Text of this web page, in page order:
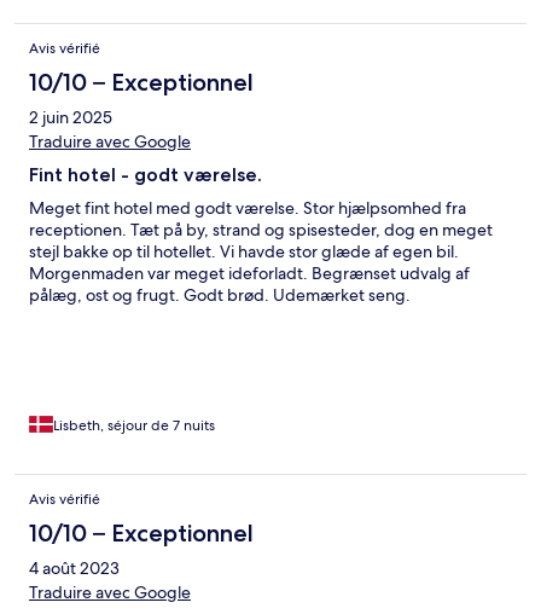
stay at the hotel was excellent! Thanks to the Mon Signor staff.
Avis vérifié
10/10 – Exceptionnel
2 juin 2025
Traduire avec Google
Fint hotel - godt værelse.
Meget fint hotel med godt værelse. Stor hjælpsomhed fra
receptionen. Tæt på by, strand og spisesteder, dog en meget
stejl bakke op til hotellet. Vi havde stor glæde af egen bil.
Morgenmaden var meget ideforladt. Begrænset udvalg af
pålæg, ost og frugt. Godt brød. Udemærket seng.
Lisbeth, séjour de 7 nuits
Avis vérifié
10/10 – Exceptionnel
4 août 2023
Traduire avec Google